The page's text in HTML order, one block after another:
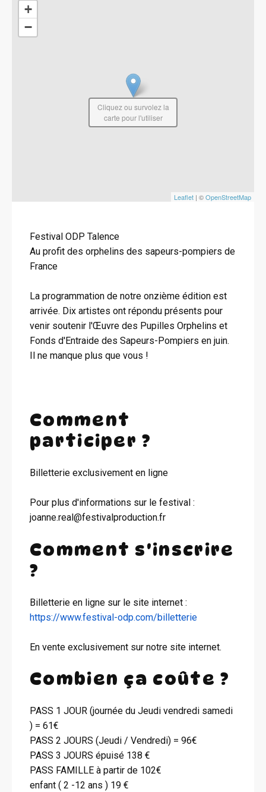
+
−
Leaflet | ©OpenStreetMap
Cliquez ou survolez la
carte pour l'utiliser
Festival ODP Talence
Au profit des orphelins des sapeurs-pompiers de
France
La programmation de notre onzième édition est
arrivée. Dix artistes ont répondu présents pour
venir soutenir l'Œuvre des Pupilles Orphelins et
Fonds d'Entraide des Sapeurs-Pompiers en juin.
Il ne manque plus que vous !
Comment
participer ?
Billetterie exclusivement en ligne
Pour plus d'informations sur le festival :
joanne.real@festivalproduction.fr
Comment s'inscrire
?
Billetterie en ligne sur le site internet :
https://www.festival-odp.com/billetterie
En vente exclusivement sur notre site internet.
Combien ça coûte ?
PASS 1 JOUR (journée du Jeudi vendredi samedi
) = 61€
PASS 2 JOURS (Jeudi / Vendredi) = 96€
PASS 3 JOURS épuisé 138 €
PASS FAMILLE à partir de 102€
enfant ( 2 -12 ans ) 19 €